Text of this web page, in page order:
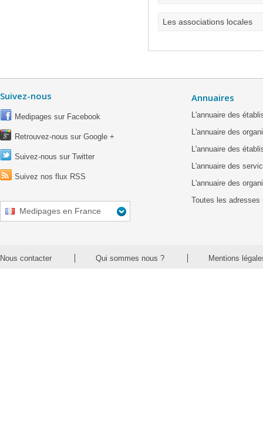
Les associations locales
Suivez-nous
Medipages sur Facebook
Retrouvez-nous sur Google +
Suivez-nous sur Twitter
Suivez nos flux RSS
Medipages en France
Annuaires
L'annuaire des
L'annuaire des
L'annuaire des
L'annuaire des
L'annuaire des
Toutes les adresses
Nous contacter Qui sommes nous ? Mentions